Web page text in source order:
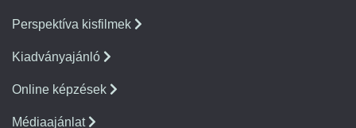
Perspektíva kisfilmek
Kiadványajánló
Online képzések
Médiaajánlat